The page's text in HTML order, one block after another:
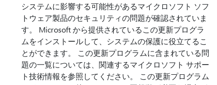
システムに影響する可能性があるマイクロソフト ソフ
トウェア製品のセキュリティの問題が確認されていま
す。 Microsoft から提供されているこの更新プログラ
ムをインストールして、システムの保護に役立てるこ
とができます。 この更新プログラムに含まれている問
題の一覧については、関連するマイクロソフト サポー
ト技術情報を参照してください。 この更新プログラム